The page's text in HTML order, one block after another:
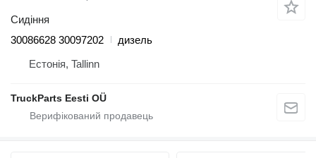
Сидіння
30086628 30097202
дизель
Естонія, Tallinn
TruckParts Eesti OÜ